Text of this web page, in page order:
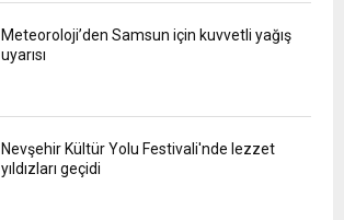
Meteoroloji’den Samsun için kuvvetli yağış
uyarısı
Nevşehir Kültür Yolu Festivali'nde lezzet
yıldızları geçidi